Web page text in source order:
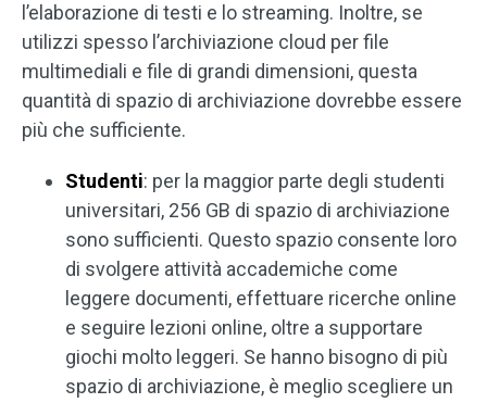
l’elaborazione di testi e lo streaming. Inoltre, se
utilizzi spesso l’archiviazione cloud per file
multimediali e file di grandi dimensioni, questa
quantità di spazio di archiviazione dovrebbe essere
più che sufficiente.
Studenti: per la maggior parte degli studenti
universitari, 256 GB di spazio di archiviazione
sono sufficienti. Questo spazio consente loro
di svolgere attività accademiche come
leggere documenti, effettuare ricerche online
e seguire lezioni online, oltre a supportare
giochi molto leggeri. Se hanno bisogno di più
spazio di archiviazione, è meglio scegliere un